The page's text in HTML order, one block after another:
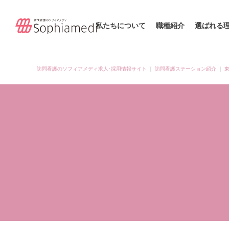
私たちについて 職種紹介 選ばれる
訪問看護のソフィアメディ求人･採用情報サイト 訪問看護ステーション紹介